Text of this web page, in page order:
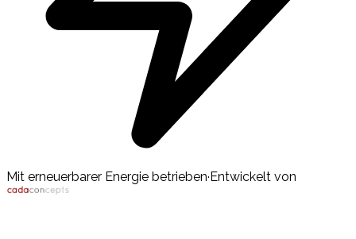
Mit erneuerbarer Energie betrieben· Entwickelt von